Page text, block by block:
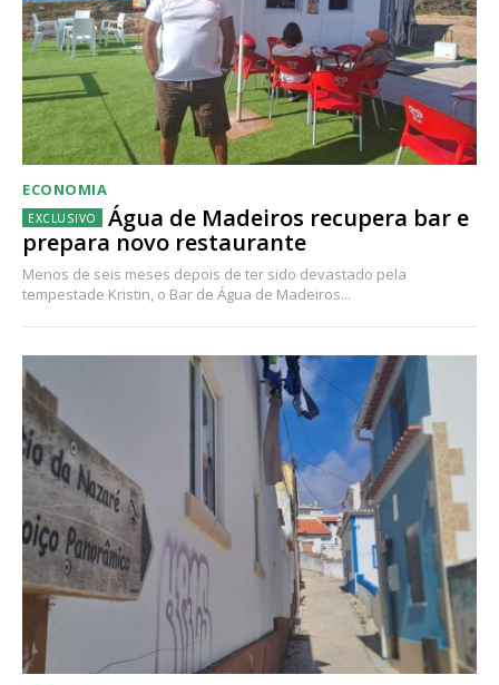
ECONOMIA
Água de Madeiros recupera bar e
prepara novo restaurante
Menos de seis meses depois de ter sido devastado pela
tempestade Kristin, o Bar de Água de Madeiros...